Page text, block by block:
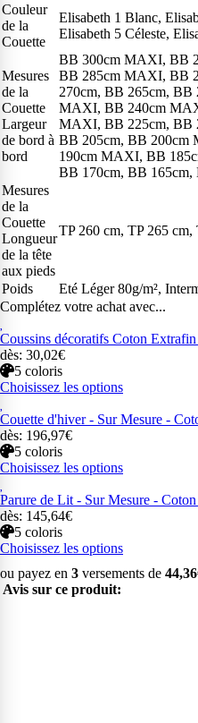
Couleur
de la
Couette
Elisabeth 1 Blanc,
Elisabeth 5 Céleste,
Mesures
de la
Couette
Largeur
de bord à
bord
BB 300cm MAXI, BB
BB 285cm MAXI, BB
270cm, BB 265cm, BB
MAXI, BB 240cm
MAXI, BB 225cm, BB
BB 205cm, BB
190cm MAXI, BB
BB 170cm, BB
Mesures
de la
Couette
Longueur
de la tête
aux pieds
TP 260 cm, TP 265
Poids
Eté Léger 80g/m²,
Complétez votre achat avec...
Coussins décoratifs Coton
dès: 30,02€
5 coloris
Choisissez les options
Couette d'hiver - Sur Mesure -
dès: 196,97€
5 coloris
Choisissez les options
Parure de Lit - Sur Mesure -
dès: 145,64€
5 coloris
Choisissez les options
ou payez en 3 versements de
Avis sur ce produit: